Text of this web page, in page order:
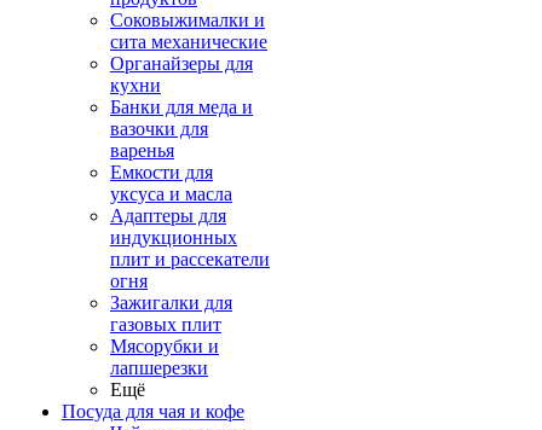
Соковыжималки и
сита механические
Органайзеры для
кухни
Банки для меда и
вазочки для
варенья
Емкости для
уксуса и масла
Адаптеры для
индукционных
плит и рассекатели
огня
Зажигалки для
газовых плит
Мясорубки и
лапшерезки
Ещё
Посуда для чая и кофе